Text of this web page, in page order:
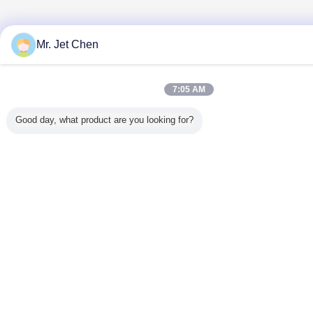
Mr. Jet Chen
7:05 AM
Good day, what product are you looking for?